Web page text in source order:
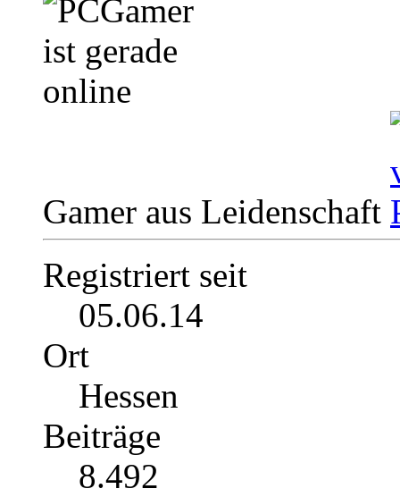
Gamer aus Leidenschaft
Registriert seit
05.06.14
Ort
Hessen
Beiträge
8.492